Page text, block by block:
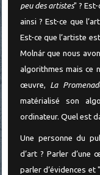
peu des artistes" ?
ainsi ? Est-ce que
Est-ce que l’artiste
Molnár que nous
algorithmes mais ce
œuvre, La
matérialisé son
ordinateur. Quel est
Une personne du
d’art ? Parler d’une
parler d’évidences et "